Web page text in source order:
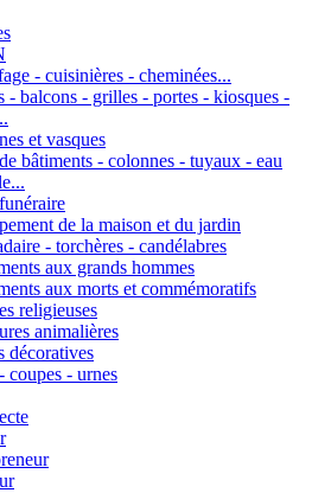
- cuisinières - cheminées...
- balcons - grilles - portes - kiosques -
et vasques
bâtiments - colonnes - tuyaux - eau
de la maison et du jardin
- torchères - candélabres
aux grands hommes
aux morts et commémoratifs
religieuses
animalières
décoratives
coupes - urnes